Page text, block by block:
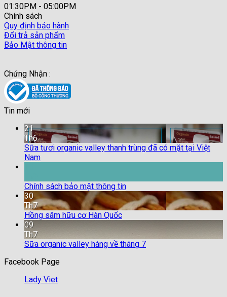
01:30PM - 05:00PM
Chính sách
Quy định bảo hành
Đổi trả sản phẩm
Bảo Mật thông tin
Chứng Nhận :
Tin mới
21
Th6
Sữa tươi organic valley thanh trùng đã có mặt tại Việt
Nam
Chính sách bảo mật thông tin
30
Th7
Hồng sâm hữu cơ Hàn Quốc
09
Th7
Sữa organic valley hàng về tháng 7
Facebook Page
Lady Viet